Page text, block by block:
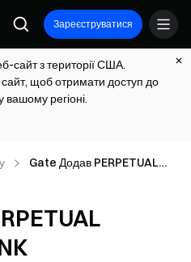
Зареєструватися
сайт з території США.
щоб отримати доступ до
вашому регіоні.
Gate Додав PERPETUAL